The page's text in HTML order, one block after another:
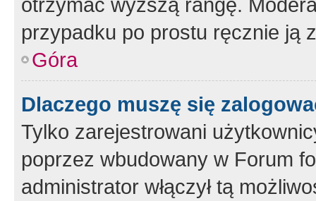
przypadku po prostu ręcznie ją
Góra
Dlaczego muszę się
Tylko zarejestrowani
poprzez wbudowany w Forum
administrator włączył tą